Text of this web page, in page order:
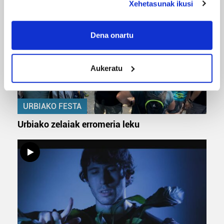
If you allow, we would also like to:
Collect information about your geographical
meters
Identify your device by actively scanning it for
specific characteristics (fingerprinting)
Find out more about how your personal data is processed
and set your preferences in thedetails section.
teknologia erabiliz, cookieak adibidez, iragarki eta eduki
pertsonalizatuak eskaintzeko, iragarkiak eta edukia
neurtzeko, jendeari buruzko informazioa biltzeko eta
produktuak garatzeko. Zure datuak nork eta zertarako
erabiltzen dituen hauta dezakezu.
Xehetasunak ikusi
Dena onartu
Aukeratu
URBIAKO FESTA
Urbiako zelaiak erromeria leku